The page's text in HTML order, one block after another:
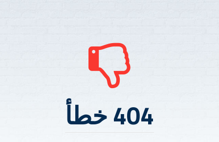
404 خطأ